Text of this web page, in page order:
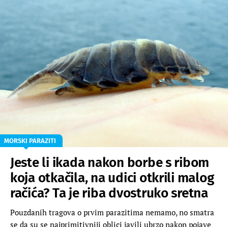
MORSKI PARAZITI
Jeste li ikada nakon borbe s ribom
koja otkačila, na udici otkrili malog
račića? Ta je riba dvostruko sretna
Pouzdanih tragova o prvim parazitima nemamo, no smatra
se da su se najprimitivniji oblici javili ubrzo nakon pojave